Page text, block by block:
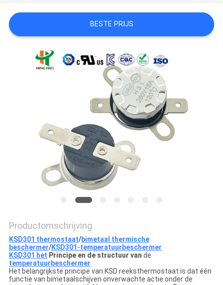
PRIVACY
POLICY
BESTE PRIJS
Productomschrijving
KSD301 thermostaat/bimetaal thermische
beschermer/KSD301-temperatuurbeschermer
KSD301 het Principe en de structuur van de
temperatuurbeschermer
Het belangrijkste principe van KSD reeksthermostaat is dat één
functie van bimetaalschijven onverwachte actie onder de